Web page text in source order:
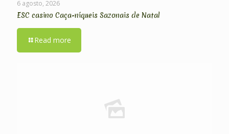
6 agosto, 2026
ESC casino Caça-níqueis Sazonais de Natal
Read more